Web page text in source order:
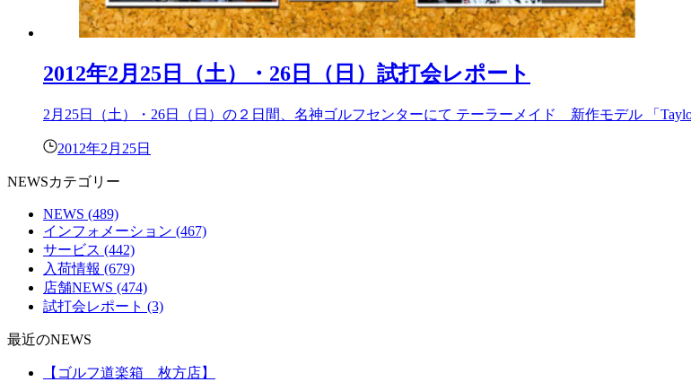
2012年2月25日（土）・26日（日）試打会レポート
2月25日（土）・26日（日）の２日間、名神ゴルフセンターにて テーラーメイド 新作モデル 「
2012年2月25日
NEWSカテゴリー
NEWS (489)
インフォメーション (467)
サービス (442)
入荷情報 (679)
店舗NEWS (474)
試打会レポート (3)
最近のNEWS
【ゴルフ道楽箱 枚方店】